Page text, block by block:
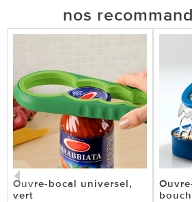
nos
Ouvre-bocal universel,
vert